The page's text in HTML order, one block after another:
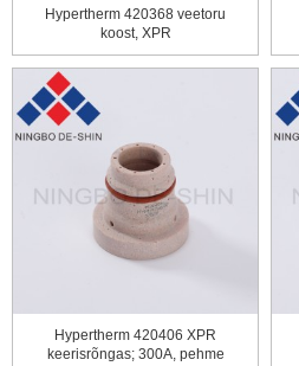
Hypertherm 420368 veetoru
koost, XPR
Hypertherm 420406 XPR
keerisrõngas; 300A, pehme